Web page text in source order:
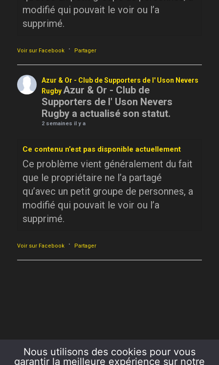
modifié qui pouvait le voir ou l’a
supprimé.
Voir sur Facebook · Partager
Azur & Or - Club de Supporters de l' Uson Nevers
RugbyAzur & Or - Club de
Supporters de l' Uson Nevers
Rugby a actualisé son statut.
2 semaines il y a
Ce contenu n’est pas disponible actuellement
Ce problème vient généralement du fait
que le propriétaire ne l’a partagé
qu’avec un petit groupe de personnes, a
modifié qui pouvait le voir ou l’a
supprimé.
Voir sur Facebook · Partager
Nous utilisons des cookies pour vous
garantir la meilleure expérience sur notre